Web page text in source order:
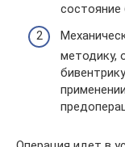
состояние
методику,